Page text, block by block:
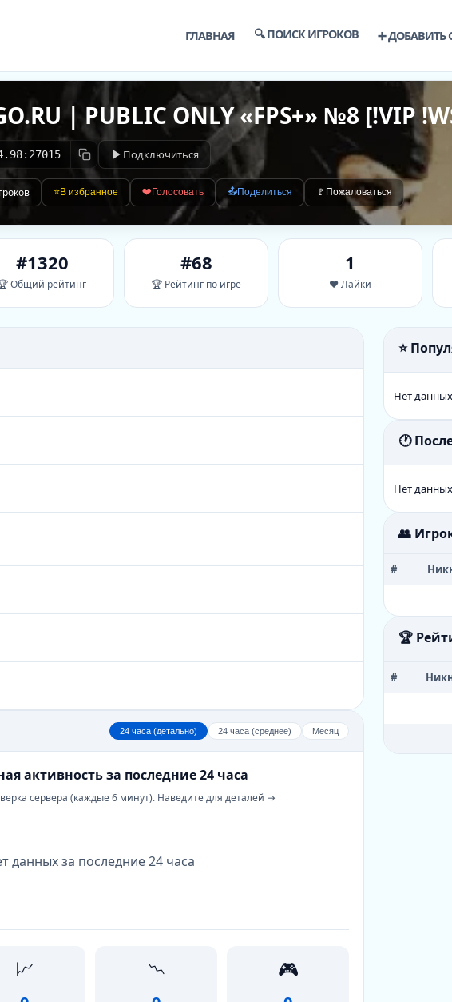
ГЛАВНАЯ 🔍 ПОИСК ИГРОКОВ ➕ ДОБАВИТЬ
| PUBLIC ONLY «FPS+» №8 [!VIP
Подключиться
⭐В избранное ❤️ Голосовать 📤Поделиться 🚩 Пожаловаться
#1320
Общий рейтинг
#68
🏆 Рейтинг по игре
1
❤️ Лайки
24 часа (детально) 24 часа (среднее) Месяц
активность за последние 24 часа
сервера (каждые 6 минут). Наведите для деталей →
данных за последние 24 часа
📈 📉 🎮
⭐
Нет данных
🕐
Нет данных
👥
#
🏆
#